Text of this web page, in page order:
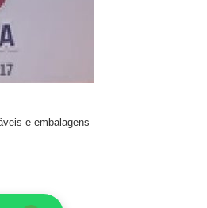
e embalagens